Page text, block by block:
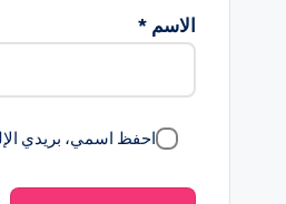
الاسم *
احفظ اسمي، بريدي